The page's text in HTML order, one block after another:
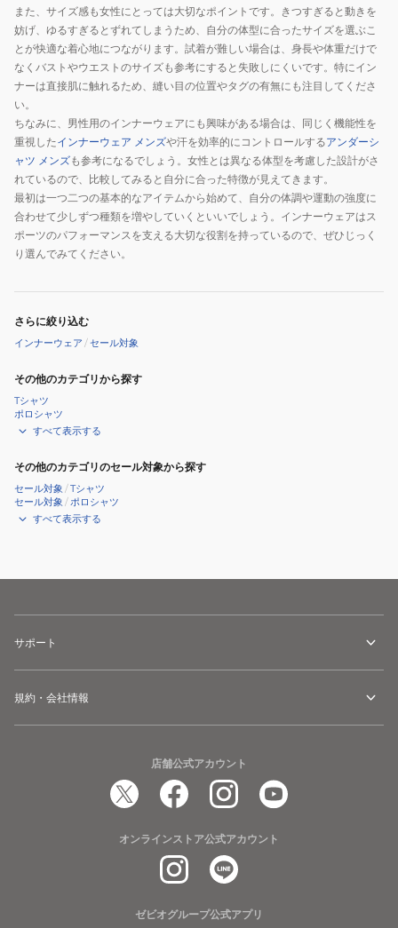
また、サイズ感も女性にとっては大切なポイントです。きつすぎると動きを
妨げ、ゆるすぎるとずれてしまうため、自分の体型に合ったサイズを選ぶこ
とが快適な着心地につながります。試着が難しい場合は、身長や体重だけで
なくバストやウエストのサイズも参考にすると失敗しにくいです。特にイン
ナーは直接肌に触れるため、縫い目の位置やタグの有無にも注目してくださ
い。
ちなみに、男性用のインナーウェアにも興味がある場合は、同じく機能性を
重視したインナーウェア メンズや汗を効率的にコントロールするアンダーシ
ャツ メンズも参考になるでしょう。女性とは異なる体型を考慮した設計がさ
れているので、比較してみると自分に合った特徴が見えてきます。
最初は一つ二つの基本的なアイテムから始めて、自分の体調や運動の強度に
合わせて少しずつ種類を増やしていくといいでしょう。インナーウェアはス
ポーツのパフォーマンスを支える大切な役割を持っているので、ぜひじっく
り選んでみてください。
さらに絞り込む
インナーウェア /セール対象
その他のカテゴリから探す
Tシャツ
ポロシャツ
すべて表示する
その他のカテゴリのセール対象から探す
セール対象 /Tシャツ
セール対象 /ポロシャツ
すべて表示する
サポート
規約・会社情報
店舗公式アカウント
オンラインストア公式アカウント
ゼビオグループ公式アプリ